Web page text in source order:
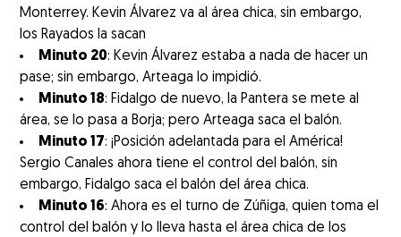
Monterrey. Kevin Álvarez va al área chica, sin embargo,
los Rayados la sacan
Minuto 20: Kevin Álvarez estaba a nada de hacer un
pase; sin embargo, Arteaga lo impidió.
Minuto 18: Fidalgo de nuevo, la Pantera se mete al
área, se lo pasa a Borja; pero Arteaga saca el balón.
Minuto 17: ¡Posición adelantada para el América!
Sergio Canales ahora tiene el control del balón, sin
embargo, Fidalgo saca el balón del área chica.
Minuto 16: Ahora es el turno de Zúñiga, quien toma el
control del balón y lo lleva hasta el área chica de los